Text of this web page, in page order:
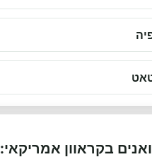
בקראוון אמריקאי: